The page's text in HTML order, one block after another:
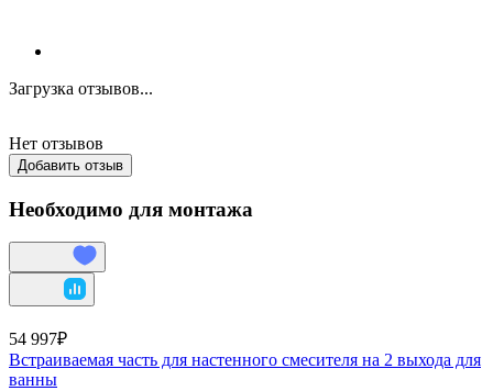
Загрузка отзывов...
Нет отзывов
Добавить отзыв
Необходимо для монтажа
54 997₽
Встраиваемая часть для настенного смесителя на 2 выхода для
ванны